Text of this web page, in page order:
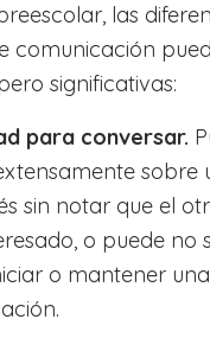
las
comunicación
significativas:
para conversar.
sobre
sin notar que el
o puede no
o mantener una